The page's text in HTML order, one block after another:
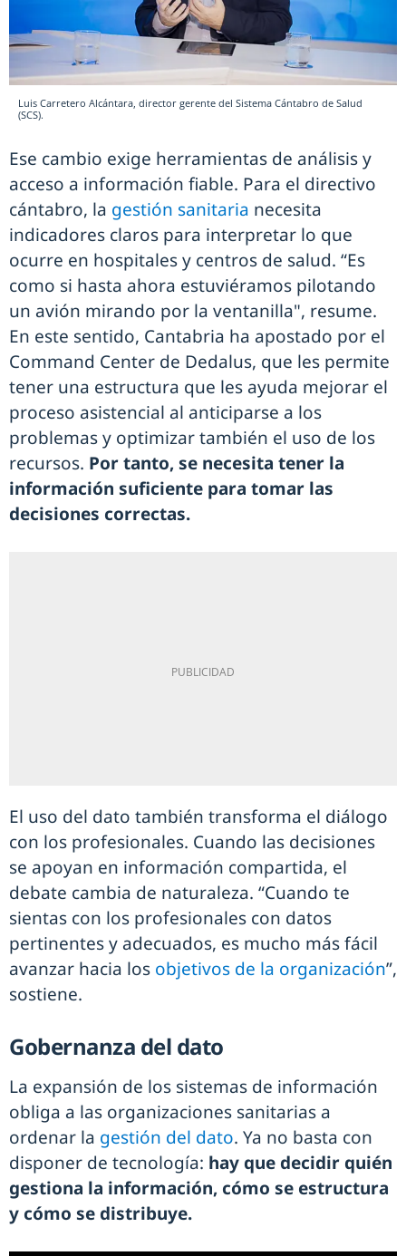
Luis Carretero Alcántara, director gerente del Sistema Cántabro de Salud
(SCS).
Ese cambio exige herramientas de análisis y
acceso a información fiable. Para el directivo
cántabro, la gestión sanitaria necesita
indicadores claros para interpretar lo que
ocurre en hospitales y centros de salud. “Es
como si hasta ahora estuviéramos pilotando
un avión mirando por la ventanilla", resume.
En este sentido, Cantabria ha apostado por el
Command Center de Dedalus, que les permite
tener una estructura que les ayuda mejorar el
proceso asistencial al anticiparse a los
problemas y optimizar también el uso de los
recursos. Por tanto, se necesita tener la
información suficiente para tomar las
decisiones correctas.
El uso del dato también transforma el diálogo
con los profesionales. Cuando las decisiones
se apoyan en información compartida, el
debate cambia de naturaleza. “Cuando te
sientas con los profesionales con datos
pertinentes y adecuados, es mucho más fácil
avanzar hacia los objetivos de la organización”,
sostiene.
Gobernanza del dato
La expansión de los sistemas de información
obliga a las organizaciones sanitarias a
ordenar la gestión del dato. Ya no basta con
disponer de tecnología: hay que decidir quién
gestiona la información, cómo se estructura
y cómo se distribuye.